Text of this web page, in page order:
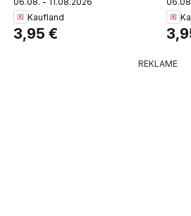
štapići panirani 15/1 450
g
Kaufland
3,95 €
g
REKLAME